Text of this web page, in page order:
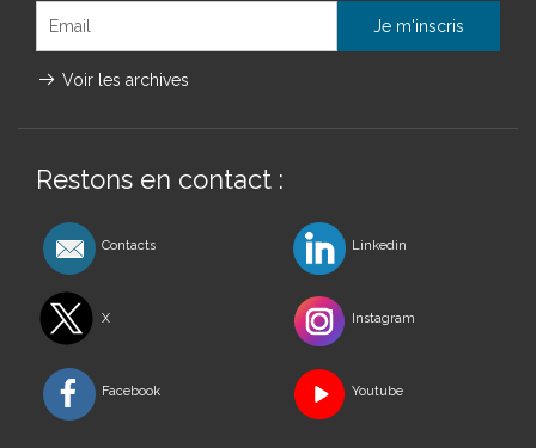
Voir les archives
Restons en contact :
Contacts Linkedin
X Instagram
Facebook Youtube